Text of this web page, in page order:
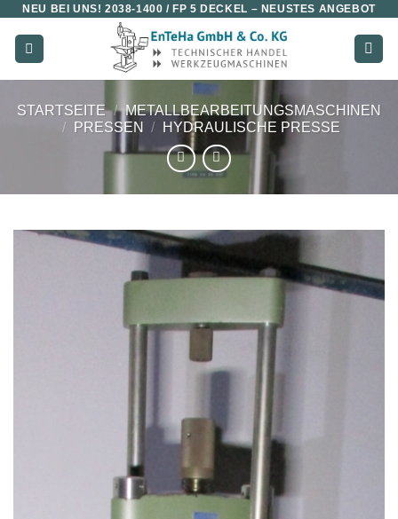
Zum
Inhalt
springen
NEU BEI UNS!2038-1400 / FP 5 DECKEL – NEUSTES ANGEBOT
STARTSEITE / METALLBEARBEITUNGSMASCHINEN
/
PRESSEN / HYDRAULISCHE PRESSE